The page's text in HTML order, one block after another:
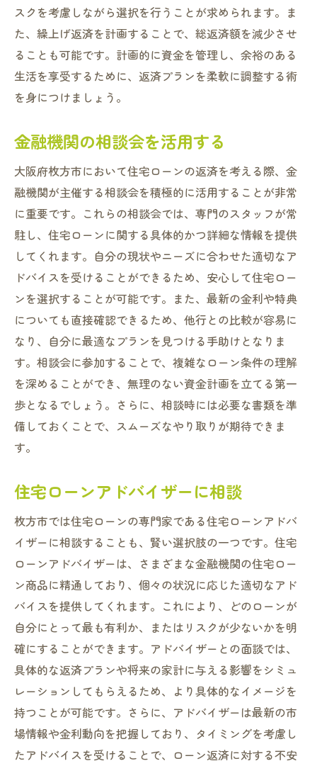
スクを考慮しながら選択を行うことが求められます。ま
た、繰上げ返済を計画することで、総返済額を減少させ
ることも可能です。計画的に資金を管理し、余裕のある
生活を享受するために、返済プランを柔軟に調整する術
を身につけましょう。
金融機関の相談会を活用する
大阪府枚方市において住宅ローンの返済を考える際、金
融機関が主催する相談会を積極的に活用することが非常
に重要です。これらの相談会では、専門のスタッフが常
駐し、住宅ローンに関する具体的かつ詳細な情報を提供
してくれます。自分の現状やニーズに合わせた適切なア
ドバイスを受けることができるため、安心して住宅ロー
ンを選択することが可能です。また、最新の金利や特典
についても直接確認できるため、他行との比較が容易に
なり、自分に最適なプランを見つける手助けとなりま
す。相談会に参加することで、複雑なローン条件の理解
を深めることができ、無理のない資金計画を立てる第一
歩となるでしょう。さらに、相談時には必要な書類を準
備しておくことで、スムーズなやり取りが期待できま
す。
住宅ローンアドバイザーに相談
枚方市では住宅ローンの専門家である住宅ローンアドバ
イザーに相談することも、賢い選択肢の一つです。住宅
ローンアドバイザーは、さまざまな金融機関の住宅ロー
ン商品に精通しており、個々の状況に応じた適切なアド
バイスを提供してくれます。これにより、どのローンが
自分にとって最も有利か、またはリスクが少ないかを明
確にすることができます。アドバイザーとの面談では、
具体的な返済プランや将来の家計に与える影響をシミュ
レーションしてもらえるため、より具体的なイメージを
持つことが可能です。さらに、アドバイザーは最新の市
場情報や金利動向を把握しており、タイミングを考慮し
たアドバイスを受けることで、ローン返済に対する不安